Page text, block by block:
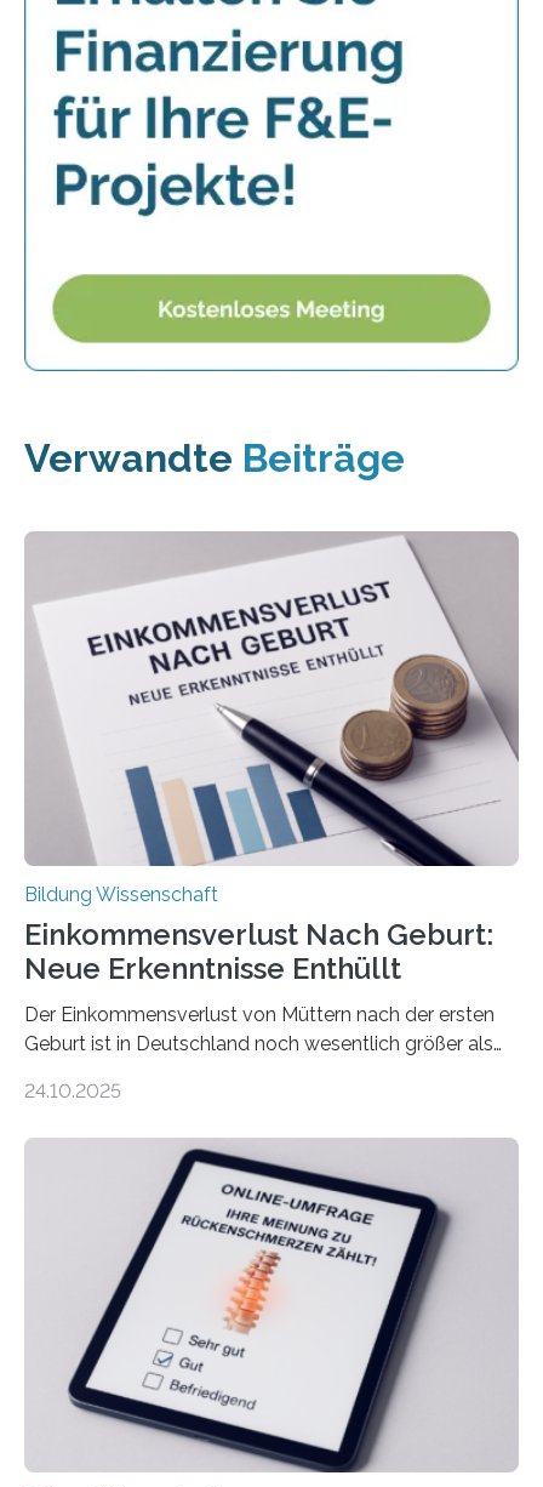
Verwandte Beiträge
Bildung Wissenschaft
Einkommensverlust Nach Geburt:
Neue Erkenntnisse Enthüllt
Der Einkommensverlust von Müttern nach der ersten
Geburt ist in Deutschland noch wesentlich größer als
nach der Geburt durchschnittlich fast 30.000 Euro
langfristigen Auswirkungen auf Karriere und die spätere
Rente. Bisherige Schätzungen lagen bei rund 20.000
Euro und damit etwa 30 Prozent zu niedrig. Zu diesem
Ergebnis kommt eine neue Studie des ZEW Mannheim
mit der Universität Tilburg. „Werden Frauen unter 30
Jahren erstmals…
24.10.2025